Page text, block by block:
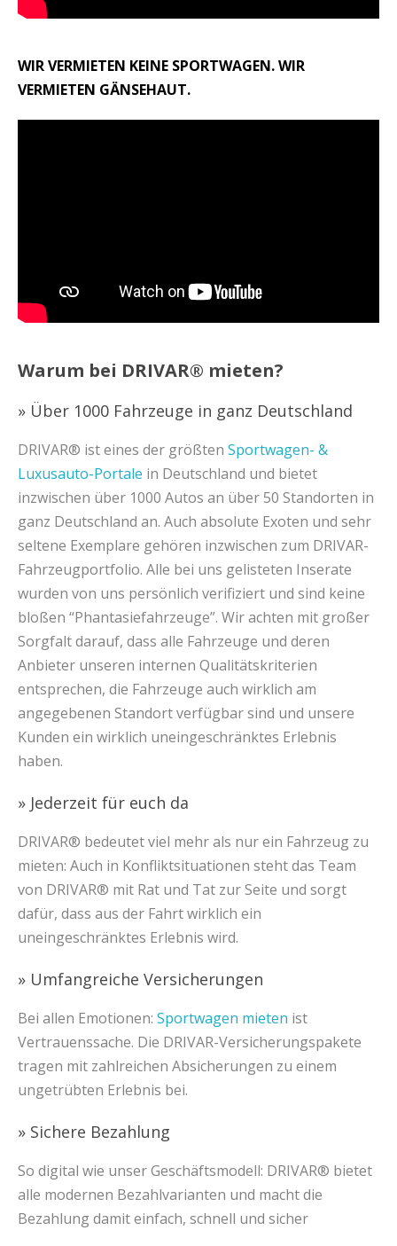
WIR VERMIETEN KEINE SPORTWAGEN. WIR
VERMIETEN GÄNSEHAUT.
Warum bei DRIVAR® mieten?
» Über 1000 Fahrzeuge in ganz Deutschland
DRIVAR® ist eines der größten Sportwagen- &
Luxusauto-Portale in Deutschland und bietet
inzwischen über 1000 Autos an über 50 Standorten in
ganz Deutschland an. Auch absolute Exoten und sehr
seltene Exemplare gehören inzwischen zum DRIVAR-
Fahrzeugportfolio. Alle bei uns gelisteten Inserate
wurden von uns persönlich verifiziert und sind keine
bloßen “Phantasiefahrzeuge”. Wir achten mit großer
Sorgfalt darauf, dass alle Fahrzeuge und deren
Anbieter unseren internen Qualitätskriterien
entsprechen, die Fahrzeuge auch wirklich am
angegebenen Standort verfügbar sind und unsere
Kunden ein wirklich uneingeschränktes Erlebnis
haben.
» Jederzeit für euch da
DRIVAR® bedeutet viel mehr als nur ein Fahrzeug zu
mieten: Auch in Konfliktsituationen steht das Team
von DRIVAR® mit Rat und Tat zur Seite und sorgt
dafür, dass aus der Fahrt wirklich ein
uneingeschränktes Erlebnis wird.
» Umfangreiche Versicherungen
Bei allen Emotionen: Sportwagen mieten ist
Vertrauenssache. Die DRIVAR-Versicherungspakete
tragen mit zahlreichen Absicherungen zu einem
ungetrübten Erlebnis bei.
» Sichere Bezahlung
So digital wie unser Geschäftsmodell: DRIVAR® bietet
alle modernen Bezahlvarianten und macht die
Bezahlung damit einfach, schnell und sicher